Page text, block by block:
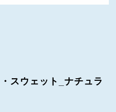
スウェット_ナチュラ